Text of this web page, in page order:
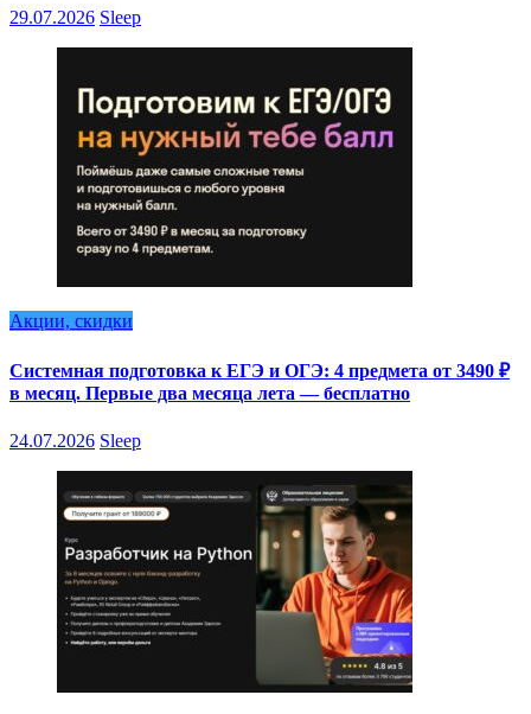
29.07.2026 Sleep
Акции, скидки
Системная подготовка к ЕГЭ и ОГЭ: 4 предмета от 3490 ₽
в месяц. Первые два месяца лета — бесплатно
24.07.2026 Sleep